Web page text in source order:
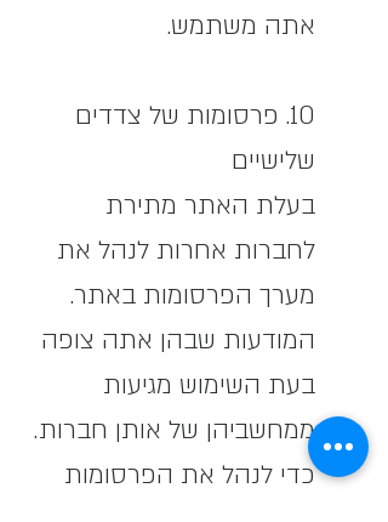
אתה משתמש.
10. פרסומות של צדדים
שלישיים
בעלת האתר מתירת
לחברות אחרות לנהל את
מערך הפרסומות באתר.
המודעות שבהן אתה צופה
בעת השימוש מגיעות
ממחשביהן של אותן חברות.
כדי לנהל את הפרסומות